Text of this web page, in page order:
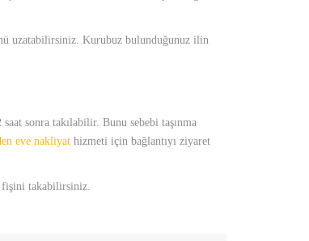
uzatabilirsiniz. Kurubuz bulunduğunuz ilin
saat sonra takılabilir. Bunu sebebi taşınma
eve nakliyat hizmeti için bağlantıyı ziyaret
fişini takabilirsiniz.